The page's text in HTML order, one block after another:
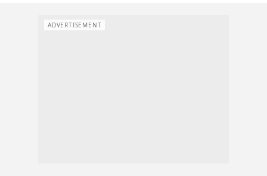
ADVERTISEMENT